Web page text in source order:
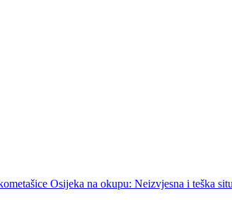
Osijeka na okupu: Neizvjesna i teška